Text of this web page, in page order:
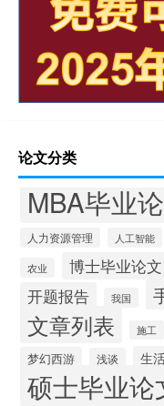
论文分类
MBA毕业
人力资源管理
人工智能
农业 博士毕业论文
开题报告 我国
文章列表 施工
梦幻西游 浅谈 生
硕士毕业论